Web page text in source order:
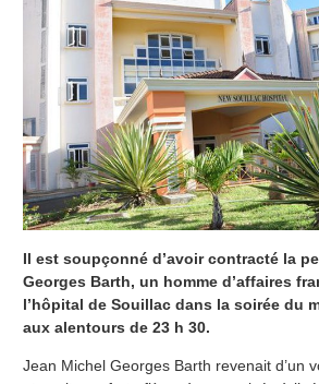
Il est soupçonné d’avoir contracté la
Georges Barth, un homme d’affaires
l’hôpital de Souillac dans la soirée du
aux alentours de 23 h 30.
Jean Michel Georges Barth revenait d’un